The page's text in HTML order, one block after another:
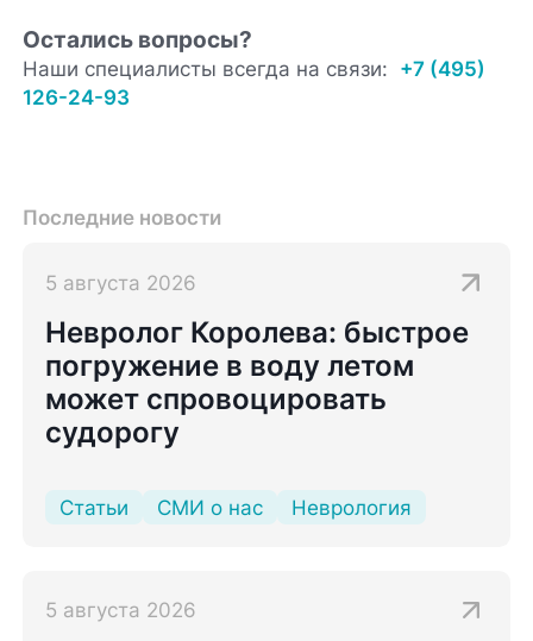
Остались вопросы?
Наши специалисты всегда на связи: +7 (495)
126-24-93
Последние новости
5 августа 2026
Невролог Королева: быстрое
погружение в воду летом
может спровоцировать
судорогу
Статьи СМИ о нас Неврология
5 августа 2026